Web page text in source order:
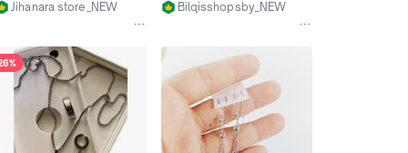
Jihanara store_NEW
Bilqisshopsby_NEW